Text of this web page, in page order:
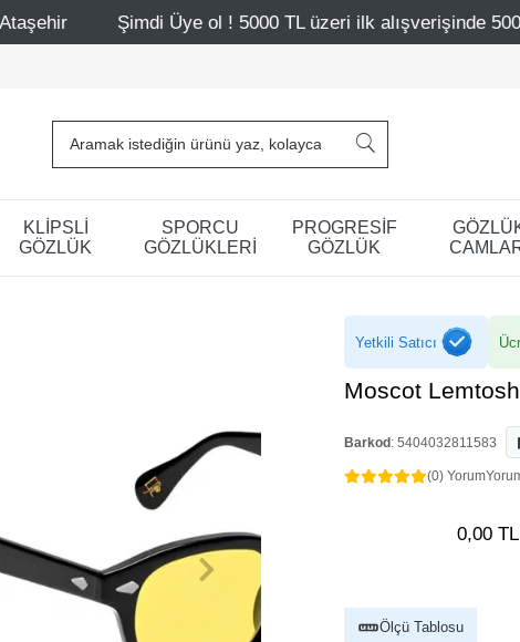
Şimdi Üye ol ! 5000 TL üzeri ilk alışverişinde 500 TL indirim
KLİPSLİ
GÖZLÜK
SPORCU
GÖZLÜKLERİ
PROGRESİF
GÖZLÜK
Yetkili Satıcı
Moscot
Barkod : 5404032811583
(0) Yorum
0,00 TL
Ölçü Tablosu